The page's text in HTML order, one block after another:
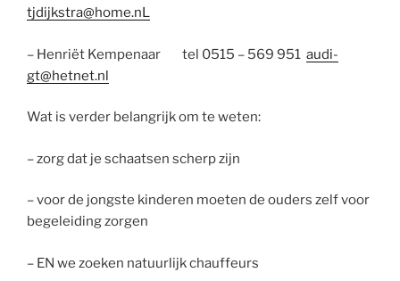
tjdijkstra@home.nL
– Henriët Kempenaar tel 0515 – 569 951 audi-
gt@hetnet.nl
Wat is verder belangrijk om te weten:
– zorg dat je schaatsen scherp zijn
– voor de jongste kinderen moeten de ouders zelf voor
begeleiding zorgen
– EN we zoeken natuurlijk chauffeurs